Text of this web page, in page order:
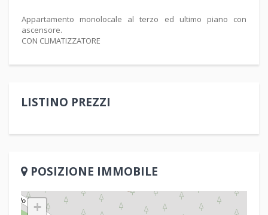
Appartamento monolocale al terzo ed ultimo piano con
ascensore.
CON CLIMATIZZATORE
LISTINO PREZZI
POSIZIONE IMMOBILE
+